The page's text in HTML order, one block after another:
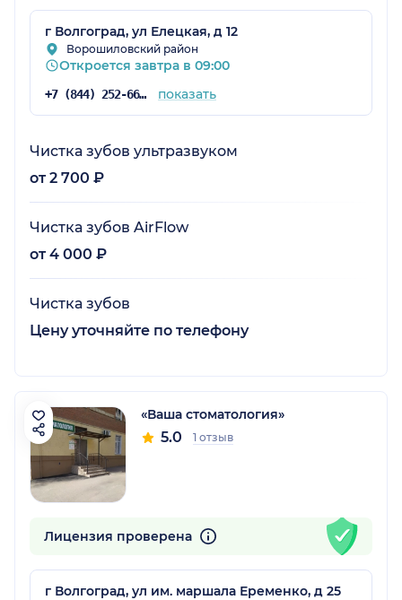
г Волгоград, ул Елецкая, д 12
Ворошиловский район
Откроется завтра в 09:00
+7 (844) 252-66-55 показать
Чистка зубов ультразвуком
от 2 700 ₽
Чистка зубов AirFlow
от 4 000 ₽
Чистка зубов
Цену уточняйте по телефону
«Ваша стоматология»
5.0 1 отзыв
Лицензия проверена
г Волгоград, ул им. маршала Еременко, д 25